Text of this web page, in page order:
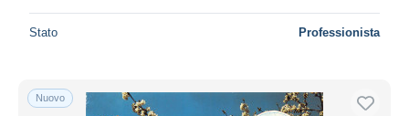
Stato Professionista
Nuovo